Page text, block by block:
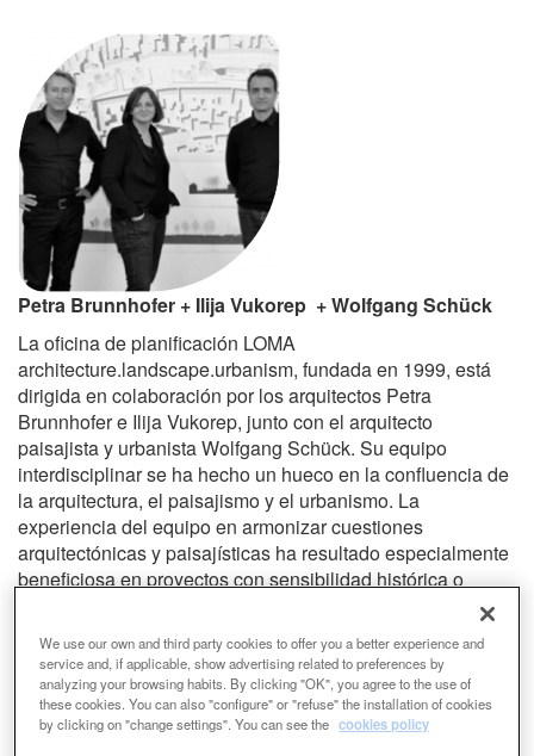
Petra Brunnhofer + Ilija Vukorep + Wolfgang Schück
La oficina de planificación LOMA
architecture.landscape.urbanism, fundada en 1999, está
dirigida en colaboración por los arquitectos Petra
Brunnhofer e Ilija Vukorep, junto con el arquitecto
paisajista y urbanista Wolfgang Schück. Su equipo
interdisciplinar se ha hecho un hueco en la confluencia de
la arquitectura, el paisajismo y el urbanismo. La
experiencia del equipo en armonizar cuestiones
arquitectónicas y paisajísticas ha resultado especialmente
beneficiosa en proyectos con sensibilidad histórica o
Recientemente, se han centrado en explorar metodologías
de diseño digital e implementar el “diseño paramétrico” en
su trabajo diario.
We use our own and third party cookies to offer you a better experience and
service and, if applicable, show advertising related to preferences by
analyzing your browsing habits. By clicking "OK", you agree to the use of
these cookies. You can also "configure" or "refuse" the installation of cookies
by clicking on "change settings". You can see the cookies policy